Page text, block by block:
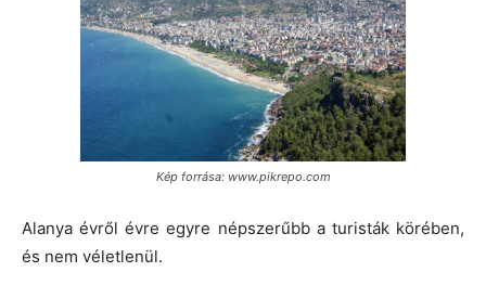
Kép forrása: www.pikrepo.com
Alanya évről évre egyre népszerűbb a turisták körében,
és nem véletlenül.